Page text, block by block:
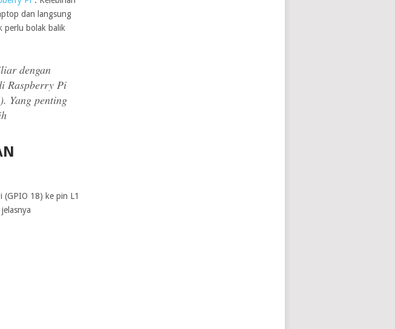
dan langsung
perlu bolak balik
dengan
Raspberry Pi
Yang penting
(GPIO 18) ke pin L1